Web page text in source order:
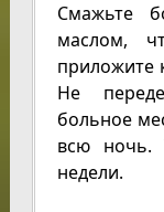
Смажьте
маслом,
приложите
Не
больное
всю ночь.
недели.